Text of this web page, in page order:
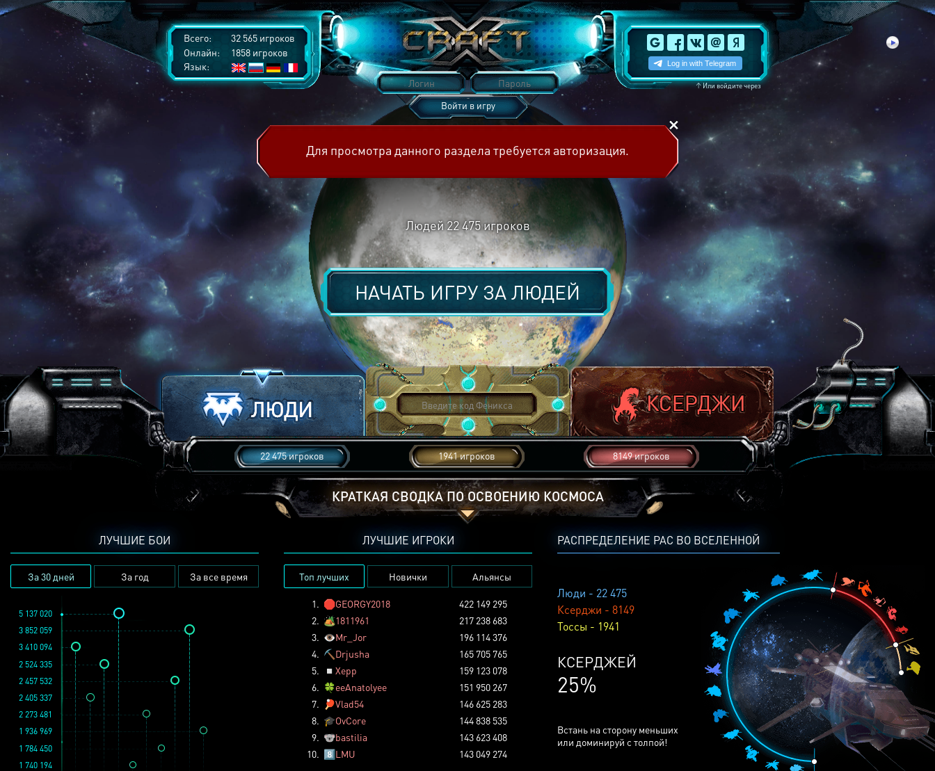
Всего:
32 565 игроков
Онлайн:
1858 игроков
Язык:
↑Или войдите через
Войти в игру
Для просмотра данного раздела требуется авторизация.
Людей 22 475игроков
НАЧАТЬ ИГРУ ЗАЛЮДЕЙ
22 475 игроков 1941 игроков 8149 игроков
КРАТКАЯ СВОДКА ПО ОСВОЕНИЮ КОСМОСА
РАСПРЕДЕЛЕНИЕ РАС ВО ВСЕЛЕННОЙ
Люди - 22 475
Ксерджи - 8149
Тоссы - 1941
КСЕРДЖЕЙ
25%
Встань на сторону меньших
или доминируй с толпой!
ЛУЧШИЕ БОИ
За 30 дней За год За все время
1 936 969
3 852 059
2 457 532
1 784 450
2 273 481
1 740 194
5 137 020
2 524 335
2 405 337
3 410 094
ЛУЧШИЕ ИГРОКИ
Топ лучших Новички Альянсы
1. 🛑GEORGY2018
422 149 295
2. 🏕️1811961
217 238 683
3. 👁️Mr_Jor
196 114 376
4. ⛏️ Drjusha
165 705 765
5.
◽ Xepp
159 123 078
6. 🍀eeAnatolyee
151 950 267
7.
🏓Vlad54
146 625 283
8. 🎓OvCore
144 838 535
9. 🐨bastilia
143 623 408
10. 8️⃣LMU 143 049 274